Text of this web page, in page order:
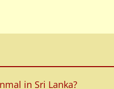
in Sri Lanka?